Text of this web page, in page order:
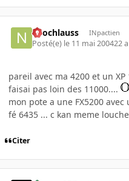
neochlauss INpactien
Posté(e) le 11 mai 200422 a
pareil avec ma 4200 et un XP
faisai pas loin des 11000....
mon pote a une FX5200
fé 6435 ... c kan meme louche
Citer